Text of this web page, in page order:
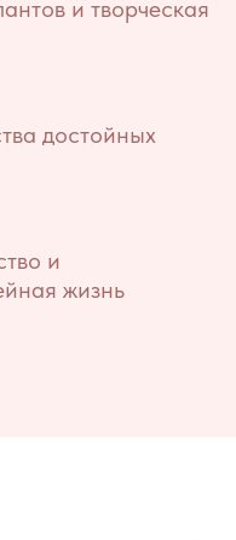
и творческая
достойных
и
жизнь